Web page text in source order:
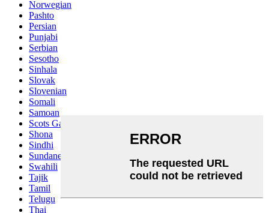
Norwegian
Pashto
Persian
Punjabi
Serbian
Sesotho
Sinhala
Slovak
Slovenian
Somali
Samoan
Scots Gaelic
Shona
Sindhi
Sundanese
Swahili
Tajik
Tamil
Telugu
Thai